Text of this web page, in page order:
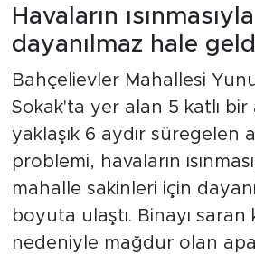
Havaların
dayanılmaz hale
Bahçelievler Mahallesi
Sokak'ta yer alan 5 katlı
yaklaşık 6 aydır süregelen
problemi, havaların
mahalle sakinleri için
boyuta ulaştı. Binayı saran
nedeniyle mağdur olan